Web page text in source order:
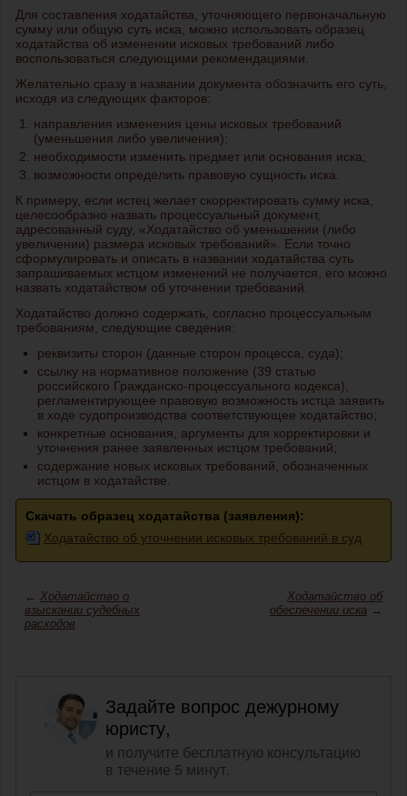
Для составления ходатайства, уточняющего первоначальную
сумму или общую суть иска, можно использовать образец
ходатайства об изменении исковых требований либо
воспользоваться следующими рекомендациями.
Желательно сразу в названии документа обозначить его суть,
исходя из следующих факторов:
направления изменения цены исковых требований
(уменьшения либо увеличения);
необходимости изменить предмет или основания иска;
возможности определить правовую сущность иска.
К примеру, если истец желает скорректировать сумму иска,
целесообразно назвать процессуальный документ,
адресованный суду, «Ходатайство об уменьшении (либо
увеличении) размера исковых требований». Если точно
сформулировать и описать в названии ходатайства суть
запрашиваемых истцом изменений не получается, его можно
назвать ходатайством об уточнении требований.
Ходатайство должно содержать, согласно процессуальным
требованиям, следующие сведения:
реквизиты сторон (данные сторон процесса, суда);
ссылку на нормативное положение (39 статью
российского Гражданско-процессуального кодекса),
регламентирующее правовую возможность истца заявить
в ходе судопроизводства соответствующее ходатайство;
конкретные основания, аргументы для корректировки и
уточнения ранее заявленных истцом требований;
содержание новых исковых требований, обозначенных
истцом в ходатайстве.
Скачать образец ходатайства (заявления):
Ходатайство об уточнении исковых требований в суд
← Ходатайство о
взыскании судебных
расходов
Ходатайство об
обеспечении иска →
Задайте вопрос дежурному
юристу,
и получите бесплатную консультацию
в течение 5 минут.